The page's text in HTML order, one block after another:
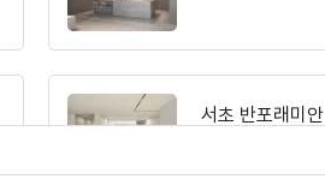
서초 반포래미안